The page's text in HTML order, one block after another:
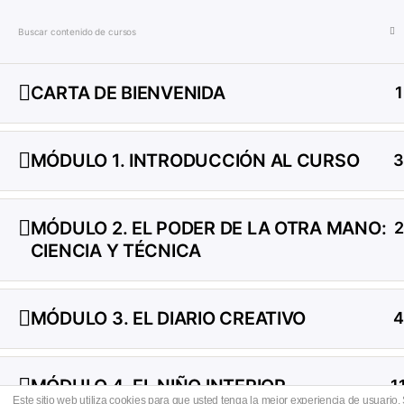
Inicio
CARTA DE BIENVENIDA 1
MÓDULO 1. INTRODUCCIÓN AL CURSO 3
MÓDULO 2. EL PODER DE LA OTRA MANO:
CIENCIA Y TÉCNICA
2
MÓDULO 3. EL DIARIO CREATIVO 4
MÓDULO 4. EL NIÑO INTERIOR
Política
Este sitio web utiliza cookies para que usted tenga la mejor experiencia de